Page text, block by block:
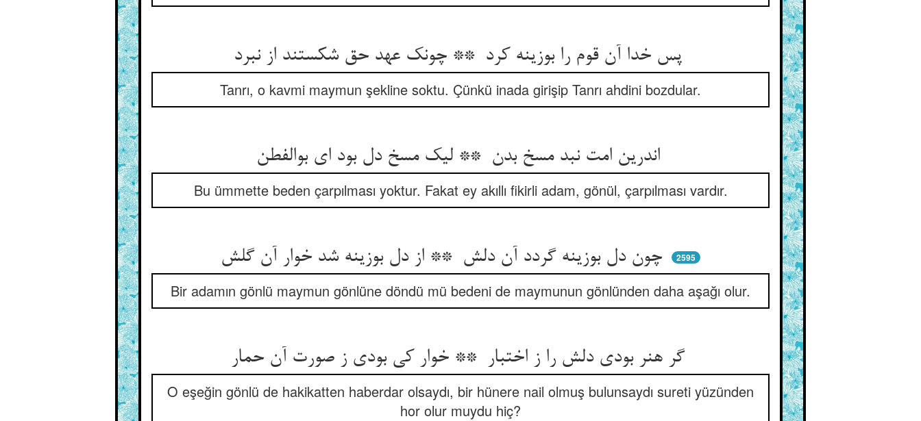
Tanrı, o kavmi maymun şekline soktu. Çünkü inada girişip Tanrı ahdini bozdular.
اندرین امت نبد مسخ بدن ** لیک مسخ دل بود ای بوالفطن
Bu ümmette beden çarpılması yoktur. Fakat ey akıllı fikirli adam, gönül, çarpılması vardır.
2595
Bir adamın gönlü maymun gönlüne döndü mü bedeni de maymunun gönlünden daha aşağı olur.
گر هنر بودی دلش را ز اختبار ** خوار کی بودی ز صورت آن حمار
O eşeğin gönlü de hakikatten haberdar olsaydı, bir hünere nail olmuş bulunsaydı sureti yüzünden
hor olur muydu hiç?